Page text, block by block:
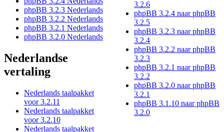
phpBB 3.2.3 Nederlands
phpBB 3.2.2 Nederlands
phpBB 3.2.1 Nederlands
phpBB 3.2.0 Nederlands
Nederlandse
vertaling
Nederlands taalpakket
voor 3.2.11
Nederlands taalpakket
voor 3.2.10
Nederlands taalpakket
3.2.6
phpBB 3.2.4 naar phpBB
3.2.5
phpBB 3.2.3 naar phpBB
3.2.4
phpBB 3.2.2 naar phpBB
3.2.3
phpBB 3.2.1 naar phpBB
3.2.2
phpBB 3.2.0 naar phpBB
3.2.1
phpBB 3.1.10 naar phpBB
3.2.0